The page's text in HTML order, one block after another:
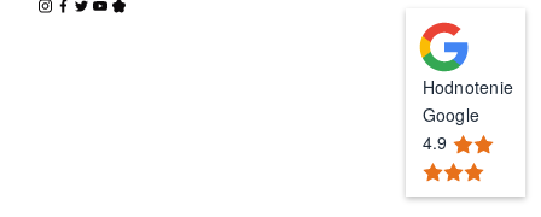
Hodnotenie
Google
4.9